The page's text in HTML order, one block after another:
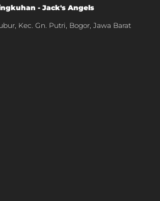
- Jack's Angels
Kec. Gn. Putri, Bogor, Jawa Barat